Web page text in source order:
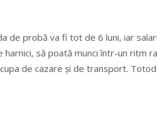
de probă va fi tot de 6 luni, iar
să poată munci într-un ritm
de cazare şi de transport.